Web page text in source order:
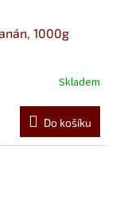
1000g
Skladem
Do košíku